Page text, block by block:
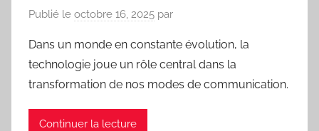
Publié le octobre 16, 2025 par
Dans un monde en constante évolution, la
technologie joue un rôle central dans la
transformation de nos modes de communication.
Continuer la lecture